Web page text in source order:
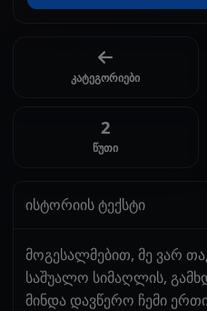
კატეგორიები
2
წუთი
ისტორიის ტექსტი
მოგესალმებით, მე ვარ
საშუალო სიმაღლის,
მინდა დავწერო ჩემი